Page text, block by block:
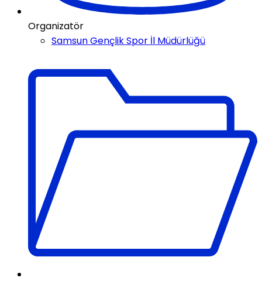
Organizatör
Samsun Gençlik Spor İl Müdürlüğü